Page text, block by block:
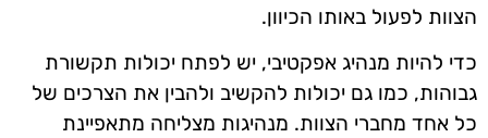
הצוות לפעול באותו הכיוון.
כדי להיות מנהיג אפקטיבי, יש לפתח יכולות תקשורת
גבוהות, כמו גם יכולות להקשיב ולהבין את הצרכים של
כל אחד מחברי הצוות. מנהיגות מצליחה מתאפיינת